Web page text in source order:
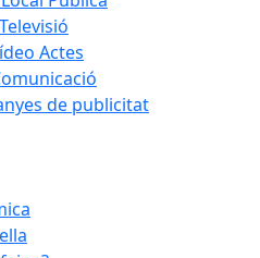
Actes
de publicitat